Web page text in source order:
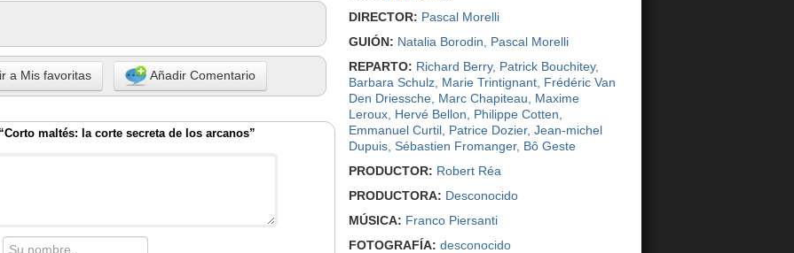
a Mis favoritas Añadir Comentario
maltés: la corte secreta de los arcanos”
DIRECTOR: Pascal Morelli
GUIÓN: Natalia Borodin
Pascal Morelli
REPARTO: Richard Berry, Patrick Bouchitey,
Barbara Schulz Marie Trintignant Frédéric Van
Den Driessche Marc Chapiteau
Maxime
Leroux Hervé Bellon Philippe Cotten
Emmanuel Curtil Patrice Dozier, Jean-michel
Dupuis Sébastien Fromanger, Bô Geste
PRODUCTOR: Robert Réa
PRODUCTORA: Desconocido
MÚSICA: Franco Piersanti
FOTOGRAFÍA: desconocido